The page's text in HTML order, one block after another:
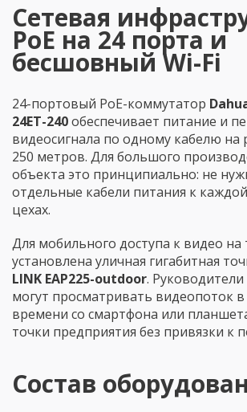
Сетевая
PoE на 24 порта и
бесшовный Wi-Fi
24-портовый PoE-коммутатор
24ET-240обеспечивает питание и
видеосигнала по одному кабелю на
250 метров. Для большого
объекта это принципиально: не
отдельные кабели питания к
цехах.
Для мобильного доступа к видео
установлена уличная гигабитная
LINK EAP225-outdoor.
могут просматривать видеопоток
времени со смартфона или
точки предприятия без привязки к
Состав